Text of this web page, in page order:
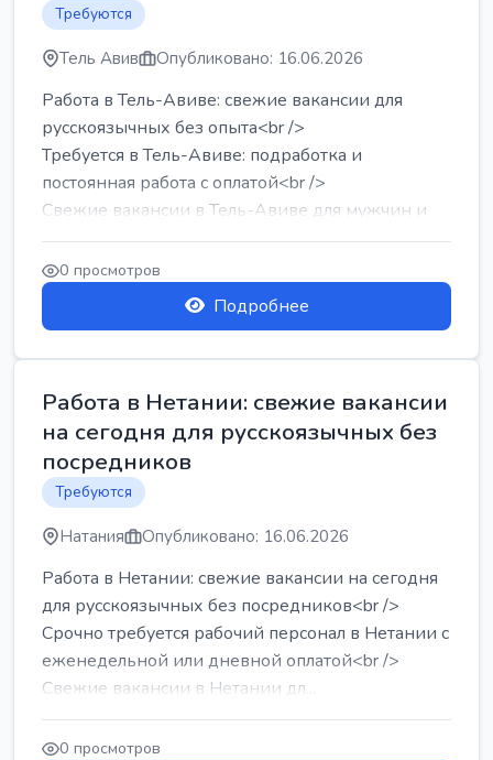
Требуются
Тель Авив Опубликовано: 16.06.2026
Работа в Тель-Авиве: свежие вакансии для
русскоязычных без опыта<br />
Требуется в Тель-Авиве: подработка и
постоянная работа с оплатой<br />
Свежие вакансии в Тель-Авиве для мужчин и
женщин от хозя...
0 просмотров
Подробнее
Работа в Нетании: свежие вакансии
на сегодня для русскоязычных без
посредников
Требуются
Натания Опубликовано: 16.06.2026
Работа в Нетании: свежие вакансии на сегодня
для русскоязычных без посредников<br />
Срочно требуется рабочий персонал в Нетании с
еженедельной или дневной оплатой<br />
Свежие вакансии в Нетании дл...
0 просмотров